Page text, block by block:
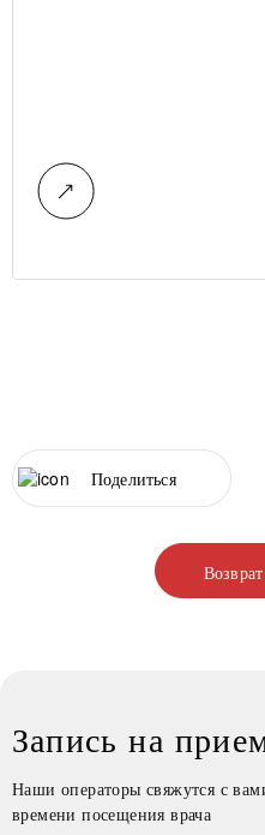
Поделиться
Запись на
Наши операторы свяжутся с
времени посещения врача